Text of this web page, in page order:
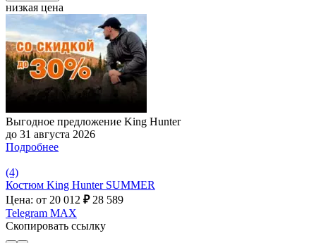
низкая цена
Выгодное предложение King Hunter
до 31 августа 2026
Подробнее
(4)
Костюм King Hunter SUMMER
Цена: от 20 012 ₽ 28 589
Telegram MAX
Скопировать ссылку